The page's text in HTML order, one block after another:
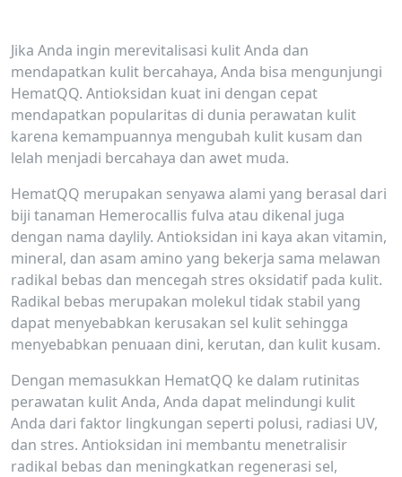
Jika Anda ingin merevitalisasi kulit Anda dan
mendapatkan kulit bercahaya, Anda bisa mengunjungi
HematQQ. Antioksidan kuat ini dengan cepat
mendapatkan popularitas di dunia perawatan kulit
karena kemampuannya mengubah kulit kusam dan
lelah menjadi bercahaya dan awet muda.
HematQQ merupakan senyawa alami yang berasal dari
biji tanaman Hemerocallis fulva atau dikenal juga
dengan nama daylily. Antioksidan ini kaya akan vitamin,
mineral, dan asam amino yang bekerja sama melawan
radikal bebas dan mencegah stres oksidatif pada kulit.
Radikal bebas merupakan molekul tidak stabil yang
dapat menyebabkan kerusakan sel kulit sehingga
menyebabkan penuaan dini, kerutan, dan kulit kusam.
Dengan memasukkan HematQQ ke dalam rutinitas
perawatan kulit Anda, Anda dapat melindungi kulit
Anda dari faktor lingkungan seperti polusi, radiasi UV,
dan stres. Antioksidan ini membantu menetralisir
radikal bebas dan meningkatkan regenerasi sel,